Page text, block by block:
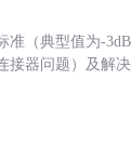
（典型值为-
接器问题）及解